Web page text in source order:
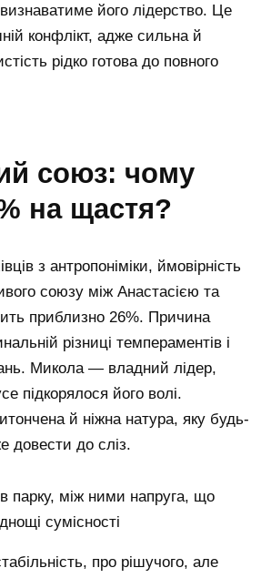
його лідерство. Це
конфлікт, адже сильна й
рідко готова до повного
на щастя?
з антропоніміки, ймовірність
союзу між Анастасією та
приблизно 26%. Причина
різниці темпераментів і
Микола — владний лідер,
підкорялося його волі.
й ніжна натура, яку будь-
довести до сліз.
про рішучого, але